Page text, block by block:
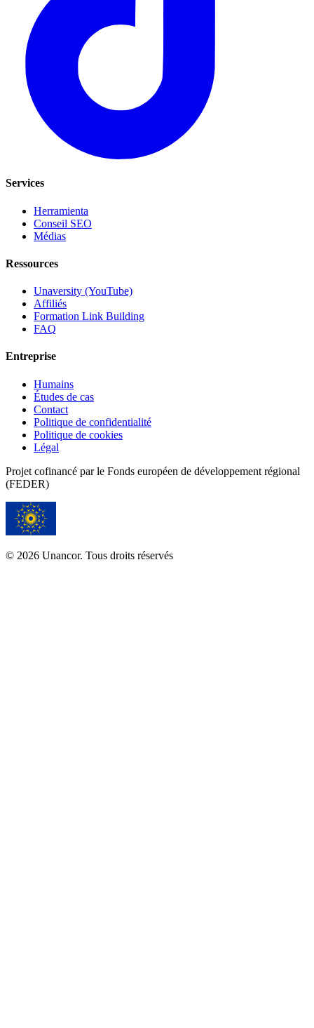
Services
Herramienta
Conseil SEO
Médias
Ressources
Unaversity (YouTube)
Affiliés
Formation Link Building
FAQ
Entreprise
Humains
Études de cas
Contact
Politique de confidentialité
Politique de cookies
Légal
Projet cofinancé par le Fonds européen de développement régional
(FEDER)
© 2026 Unancor. Tous droits réservés